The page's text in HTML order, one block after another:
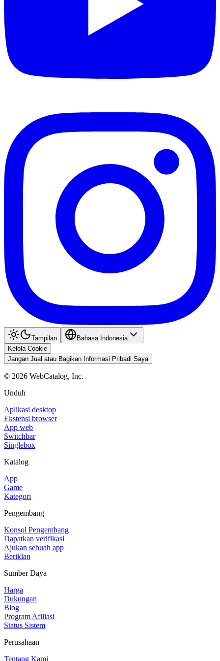
Tampilan
Bahasa Indonesia
Kelola Cookie
Jangan Jual atau Bagikan Informasi Pribadi Saya
© 2026 WebCatalog, Inc.
Unduh
Aplikasi desktop
Ekstensi browser
App web
Switchbar
Singlebox
Katalog
App
Game
Kategori
Pengembang
Konsol Pengembang
Dapatkan verifikasi
Ajukan sebuah app
Beriklan
Sumber Daya
Harga
Dukungan
Blog
Program Afiliasi
Status Sistem
Perusahaan
Tentang Kami